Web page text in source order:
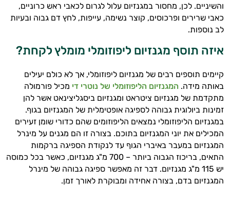
והשיניים. לכן, מחסור במגנזיום עלול לגרום לכאבי ראש כרוניים,
כאבי שרירים ופרכוסים, קוצר נשימה, עייפות, לחץ דם גבוה ובעיות
לב נוספות.
איזה תוסף מגנזיום ליפוזומלי מומלץ לקחת?
קיימים תוספים רבים של מגנזיום ליפוזומלי, אך לא כולם יעילים
באותה מידה. המגנזיום הליפוזומלי של נוטרי די מכיל פורמולה
מתקדמת של מגנזיום ציטראט ומגנזיום ביסגליצינאט אשר להן
זמינות ביולוגית גבוהה לספיגה אופטימלית של המגנזיום בגוף.
במגנזיום הליפוזומלי נמצאים הליפוזומים שהם כדורי שומן זעירים
המכילים את יוני המגנזיום בתוכם. בצורה זו הם מגנים על מינרל
המגנזיום במעבר באיברי הגוף עד לנקודת הספיגה ברקמות
התאים, בריכוז הגבוה ביותר – 700 מ"ג מגנזיום, כאשר בכל כמוסה
יש 115 מ"ג מגנזיום. דבר זה מאפשר ספיגה גבוהה של מינרל
המגנזיום בדם, בצורה אחידה ומבוקרת לאורך זמן.